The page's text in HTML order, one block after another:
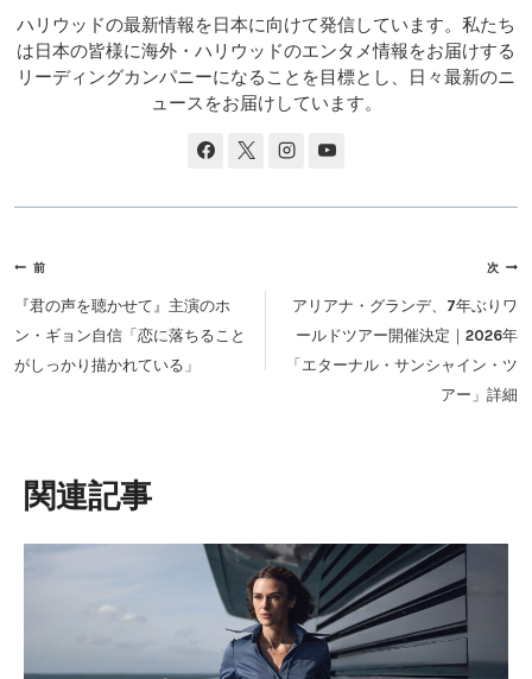
ハリウッドの最新情報を日本に向けて発信しています。私たち
は日本の皆様に海外・ハリウッドのエンタメ情報をお届けする
リーディングカンパニーになることを目標とし、日々最新のニ
ュースをお届けしています。
投
稿
ナ
ビ
ョ
ン
前
『君の声を聴かせて』主演のホ
ン・ギョン自信「恋に落ちること
がしっかり描かれている」
次
アリアナ・グランデ、7年ぶりワ
ールドツアー開催決定｜2026年
「エターナル・サンシャイン・ツ
アー」詳細
類似投稿